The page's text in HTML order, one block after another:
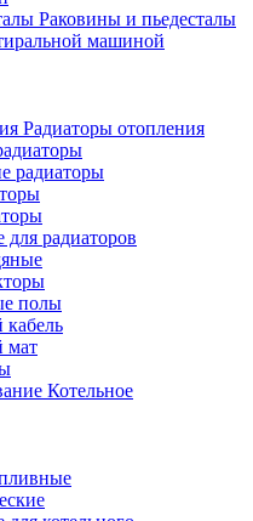
Раковины и пьедесталы
машиной
Радиаторы отопления
радиаторы
радиаторов
полы
кабель
мат
Котельное